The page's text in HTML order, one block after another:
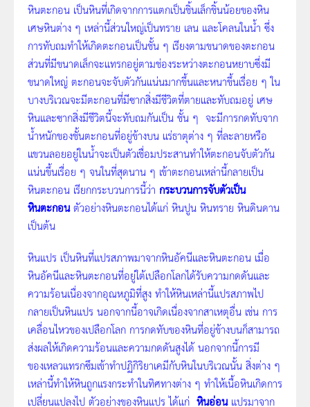
หินตะกอน เป็นหินที่เกิดจากการแตกเป็นชิ้นเล็กชิ้นน้อยของหิน
เศษหินต่าง ๆ เหล่านี้ส่วนใหญ่เป็นทราย เลน และโคลนในน้ำ ซึ่ง
การทับถมทำให้เกิดตะกอนเป็นชั้น ๆ เรียงตามขนาดของตะกอน
ส่วนที่มีขนาดเล็กจะแทรกอยู่ตามช่องระหว่างตะกอนหยาบซึ่งมี
ขนาดใหญ่ ตะกอนจะจับตัวกันแน่นมากขึ้นและหนาขึ้นเรื่อย ๆ ใน
บางบริเวณจะมีตะกอนที่มีซากสิ่งมีชีวิตที่ตายและทับถมอยู่ เศษ
หินและซากสิ่งมีชีวิตนี้จะทับถมกันเป็น ชั้น ๆ จะมีการกดทับจาก
น้ำหนักของชั้นตะกอนที่อยู่ข้างบน แร่ธาตุต่าง ๆ ที่ละลายหรือ
แขวนลอยอยู่ในน้ำจะเป็นตัวเชื่อมประสานทำให้ตะกอนจับตัวกัน
แน่นขึ้นเรื่อย ๆ จนในที่สุดนาน ๆ เข้าตะกอนเหล่านี้กลายเป็น
หินตะกอน เรียกกระบวนการนี้ว่า กระบวนการจับตัวเป็น
หินตะกอนตัวอย่างหินตะกอนได้แก่ หินปูน หินทราย หินดินดาน
เป็นต้น
หินแปร เป็นหินที่แปรสภาพมาจากหินอัคนีและหินตะกอน เมื่อ
หินอัคนีและหินตะกอนที่อยู่ใต้เปลือกโลกได้รับความกดดันและ
ความร้อนเนื่องจากอุณหภูมิที่สูง ทำให้หินเหล่านี้แปรสภาพไป
กลายเป็นหินแปร นอกจากนี้อาจเกิดเนื่องจากสาเหตุอื่น เช่น การ
เคลื่อนไหวของเปลือกโลก การกดทับของหินที่อยู่ข้างบนก็สามารถ
ส่งผลให้เกิดความร้อนและความกดดันสูงได้ นอกจากนี้การมี
ของเหลวแทรกซึมเข้าทำปฏิกิริยาเคมีกับหินในบริเวณนั้น สิ่งต่าง ๆ
เหล่านี้ทำให้หินถูกแรงกระทำในทิศทางต่าง ๆ ทำให้เนื้อหินเกิดการ
เปลี่ยนแปลงไป ตัวอย่างของหินแปร ได้แก่ หินอ่อนแปรมาจาก